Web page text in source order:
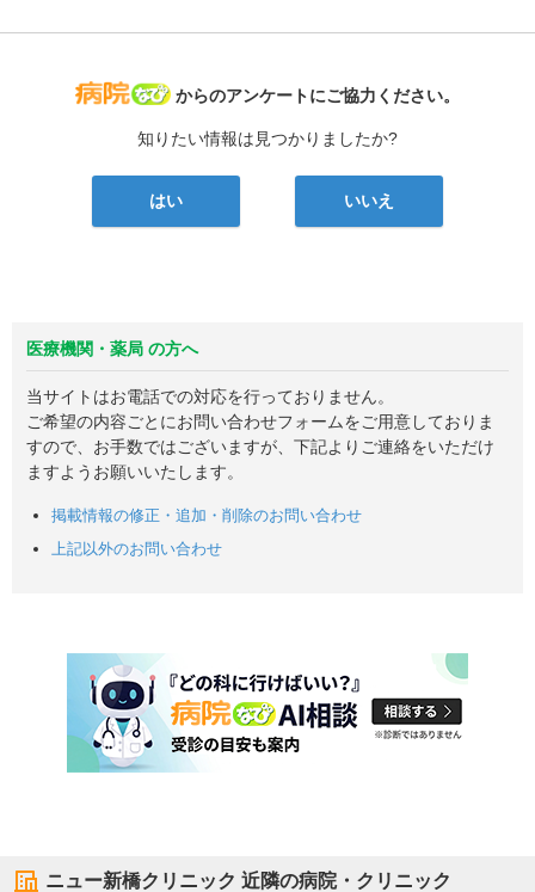
病院なび
からのアンケートにご協力ください。
知りたい情報は見つかりましたか?
はい いいえ
医療機関・薬局 の方へ
当サイトはお電話での対応を行っておりません。
ご希望の内容ごとにお問い合わせフォームをご用意しておりま
すので、お手数ではございますが、下記よりご連絡をいただけ
ますようお願いいたします。
掲載情報の修正・追加・削除のお問い合わせ
上記以外のお問い合わせ
ニュー新橋クリニック 近隣の病院・クリニック